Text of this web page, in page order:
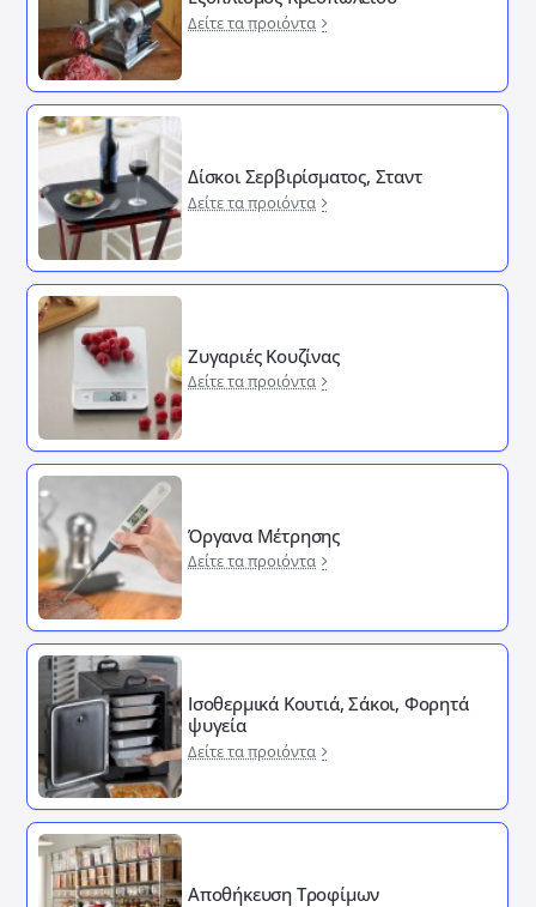
Δείτε τα προιόντα
Δίσκοι Σερβιρίσματος, Σταντ
Δείτε τα προιόντα
Ζυγαριές Κουζίνας
Δείτε τα προιόντα
Όργανα Μέτρησης
Δείτε τα προιόντα
Ισοθερμικά Κουτιά, Σάκοι, Φορητά
ψυγεία
Δείτε τα προιόντα
Αποθήκευση Τροφίμων